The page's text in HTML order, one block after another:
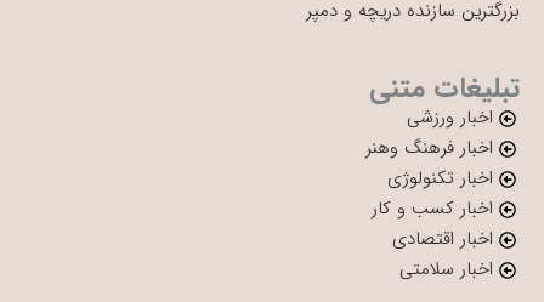
بزرگترین سازنده دریچه و دمپر
تبلیغات متنی
اخبار ورزشی
اخبار فرهنگ وهنر
اخبار تکنولوژی
اخبار کسب و کار
اخبار اقتصادی
اخبار سلامتی